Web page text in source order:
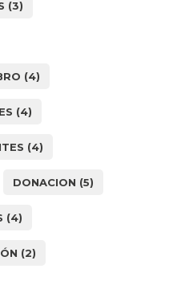
(3)
(4)
(4)
(4)
DONACION (5)
(4)
(2)